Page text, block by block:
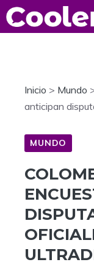
Saltar
al
Inicio > Mundo
anticipan
MUNDO